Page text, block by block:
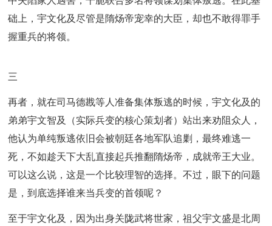
础上，宇文化及尽管是隋炀帝宠幸的大臣，却也不敢得罪手
握重兵的将领。
三
再者，就在司马德戡等人准备集体叛逃的时候，宇文化及的
弟弟宇文智及（实际兵变的核心策划者）站出来劝阻众人，
他认为单纯叛逃依旧会被朝廷各地军队追剿，最终难逃一
死，不如趁天下大乱直接起兵推翻隋炀帝，成就帝王大业。
可以这么说，这是一个比较理智的选择。不过，眼下的问题
是，到底选择谁来当兵变的首领呢？
至于宇文化及，因为出身关陇武将世家，祖父宇文盛是北周